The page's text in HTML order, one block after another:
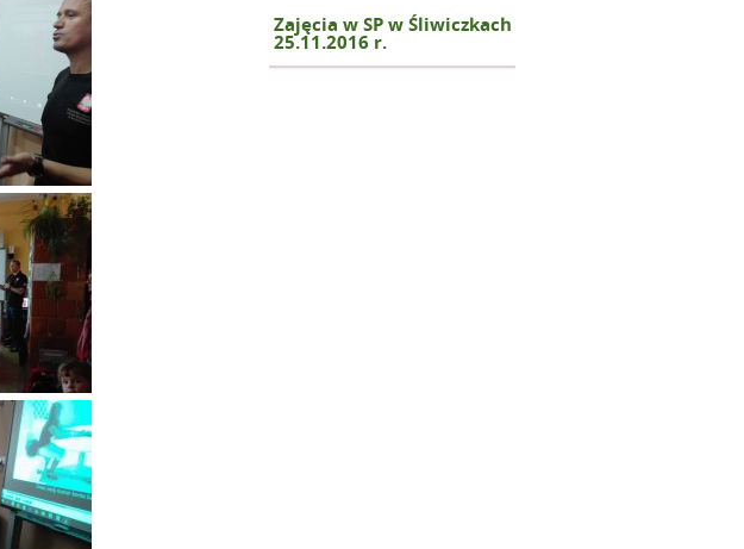
Zajęcia w SP w Śliwiczkach
25.11.2016 r.